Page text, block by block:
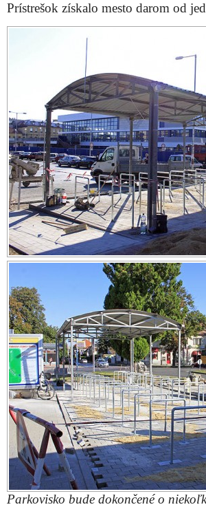
Prístrešok získalo mesto darom od
Parkovisko bude dokončené o